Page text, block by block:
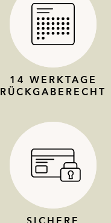
14 WERKTAGE
RÜCKGABERECHT